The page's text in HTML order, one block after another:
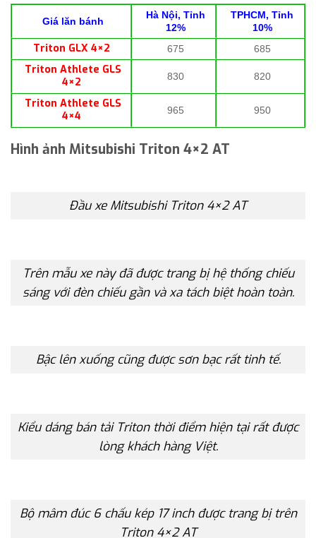
Giá lăn bánh
Hà Nội, Tỉnh
12%
TPHCM, Tỉnh
10%
Triton GLX 4×2 675 685
Triton Athlete GLS
4×2
830 820
Triton Athlete GLS
4×4
965 950
Hình ảnh Mitsubishi Triton 4×2 AT
Đầu xe Mitsubishi Triton 4×2 AT
Trên mẫu xe này đã được trang bị hệ thống chiếu
sáng với đèn chiếu gần và xa tách biệt hoàn toàn.
Bậc lên xuống cũng được sơn bạc rất tinh tế.
Kiểu dáng bán tải Triton thời điểm hiện tại rất được
lòng khách hàng Việt.
Bộ mâm đúc 6 chấu kép 17 inch được trang bị trên
Triton 4×2 AT